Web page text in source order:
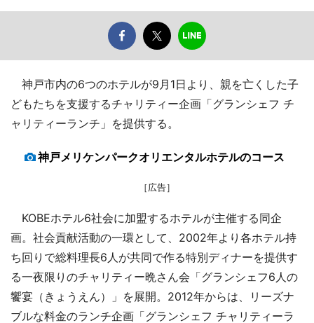
神戸市内の6つのホテルが9月1日より、親を亡くした子
どもたちを支援するチャリティー企画「グランシェフ チ
ャリティーランチ」を提供する。
神戸メリケンパークオリエンタルホテルのコース
［広告］
KOBEホテル6社会に加盟するホテルが主催する同企
画。社会貢献活動の一環として、2002年より各ホテル持
ち回りで総料理長6人が共同で作る特別ディナーを提供す
る一夜限りのチャリティー晩さん会「グランシェフ6人の
饗宴（きょうえん）」を展開。2012年からは、リーズナ
ブルな料金のランチ企画「グランシェフ チャリティーラ